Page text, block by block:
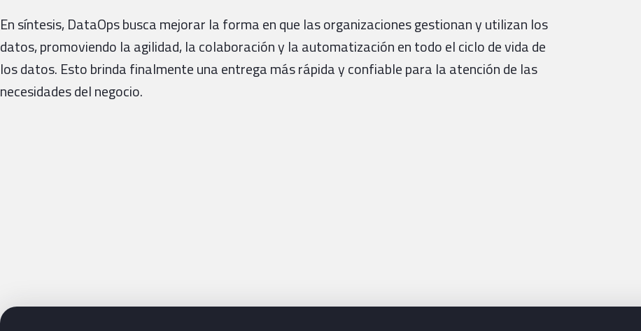
En síntesis, DataOps busca mejorar la forma en que las organizaciones gestionan y utilizan los
datos, promoviendo la agilidad, la colaboración y la automatización en todo el ciclo de vida de
los datos. Esto brinda finalmente una entrega más rápida y confiable para la atención de las
necesidades del negocio.
Siguientes pasos con Bluetab